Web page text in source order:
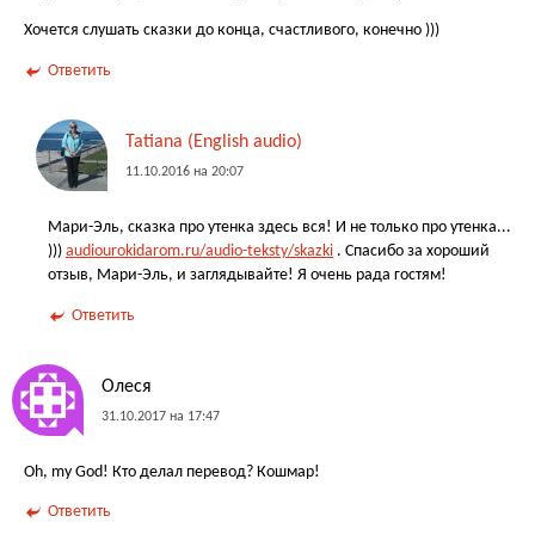
Хочется слушать сказки до конца, счастливого, конечно )))
Ответить
Tatiana (English audio)
11.10.2016 на 20:07
Мари-Эль, сказка про утенка здесь вся! И не только про утенка...
))) audiourokidarom.ru/audio-teksty/skazki . Спасибо за хороший
отзыв, Мари-Эль, и заглядывайте! Я очень рада гостям!
Ответить
Олеся
31.10.2017 на 17:47
Oh, my God! Кто делал перевод? Кошмар!
Ответить